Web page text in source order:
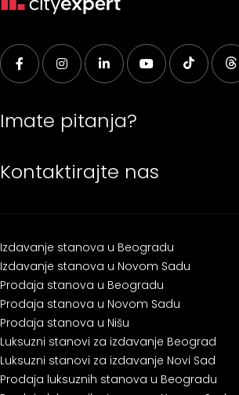
Imate pitanja?
Kontaktirajte nas
Izdavanje stanova u Beogradu
Izdavanje stanova u Novom Sadu
Prodaja stanova u Beogradu
Prodaja stanova u Novom Sadu
Prodaja stanova u Nišu
Luksuzni stanovi za izdavanje Beograd
Luksuzni stanovi za izdavanje Novi Sad
Prodaja luksuznih stanova u Beogradu